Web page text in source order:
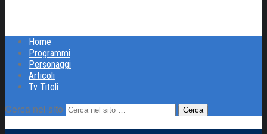
Home
Programmi
Personaggi
Articoli
Tv Titoli
Cerca nel sito